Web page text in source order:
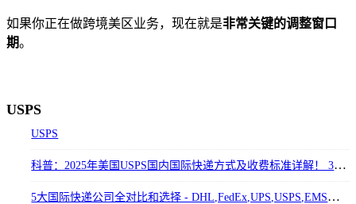
如果你正在做跨境美区业务，现在就是非常关键的调整窗口
期。
USPS
USPS
科普：2025年美国USPS国内国际快递方式及收费标准详解！ 3000字告知你!
5大国际快递公司全对比和选择 - DHL,FedEx,UPS,USPS,EMS，哪个性价比最高？